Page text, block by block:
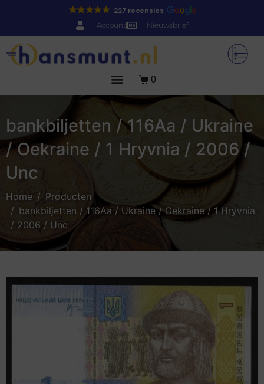
227 recensies
Account Nieuwsbrief
0
bankbiljetten / 116Aa / Ukraine
/ Oekraine / 1 Hryvnia / 2006 /
Unc
Home
Producten
bankbiljetten / 116Aa / Ukraine / Oekraine / 1 Hryvnia
/ 2006 / Unc